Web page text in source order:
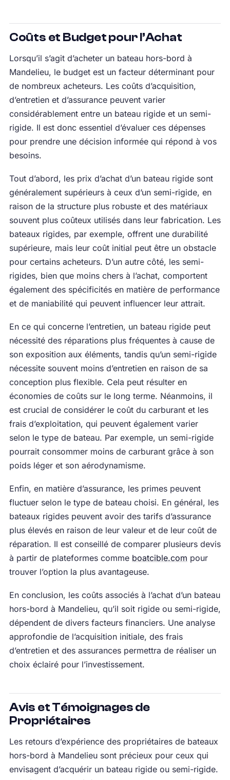
Coûts et Budget pour l’Achat
Lorsqu’il s’agit d’acheter un bateau hors-bord à
Mandelieu, le budget est un facteur déterminant pour
de nombreux acheteurs. Les coûts d’acquisition,
d’entretien et d’assurance peuvent varier
considérablement entre un bateau rigide et un semi-
rigide. Il est donc essentiel d’évaluer ces dépenses
pour prendre une décision informée qui répond à vos
besoins.
Tout d’abord, les prix d’achat d’un bateau rigide sont
généralement supérieurs à ceux d’un semi-rigide, en
raison de la structure plus robuste et des matériaux
souvent plus coûteux utilisés dans leur fabrication. Les
bateaux rigides, par exemple, offrent une durabilité
supérieure, mais leur coût initial peut être un obstacle
pour certains acheteurs. D’un autre côté, les semi-
rigides, bien que moins chers à l’achat, comportent
également des spécificités en matière de performance
et de maniabilité qui peuvent influencer leur attrait.
En ce qui concerne l’entretien, un bateau rigide peut
nécessité des réparations plus fréquentes à cause de
son exposition aux éléments, tandis qu’un semi-rigide
nécessite souvent moins d’entretien en raison de sa
conception plus flexible. Cela peut résulter en
économies de coûts sur le long terme. Néanmoins, il
est crucial de considérer le coût du carburant et les
frais d’exploitation, qui peuvent également varier
selon le type de bateau. Par exemple, un semi-rigide
pourrait consommer moins de carburant grâce à son
poids léger et son aérodynamisme.
Enfin, en matière d’assurance, les primes peuvent
fluctuer selon le type de bateau choisi. En général, les
bateaux rigides peuvent avoir des tarifs d’assurance
plus élevés en raison de leur valeur et de leur coût de
réparation. Il est conseillé de comparer plusieurs devis
à partir de plateformes comme boatcible.com pour
trouver l’option la plus avantageuse.
En conclusion, les coûts associés à l’achat d’un bateau
hors-bord à Mandelieu, qu’il soit rigide ou semi-rigide,
dépendent de divers facteurs financiers. Une analyse
approfondie de l’acquisition initiale, des frais
d’entretien et des assurances permettra de réaliser un
choix éclairé pour l’investissement.
Avis et Témoignages de
Propriétaires
Les retours d’expérience des propriétaires de bateaux
hors-bord à Mandelieu sont précieux pour ceux qui
envisagent d’acquérir un bateau rigide ou semi-rigide.